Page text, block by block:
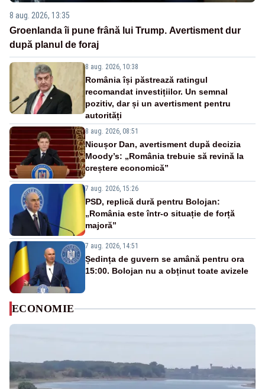
8 aug. 2026, 13:35
Groenlanda îi pune frână lui Trump. Avertisment dur
după planul de foraj
8 aug. 2026, 10:38
România își păstrează ratingul
recomandat investițiilor. Un semnal
pozitiv, dar și un avertisment pentru
autorități
8 aug. 2026, 08:51
Nicușor Dan, avertisment după decizia
Moody’s: „România trebuie să revină la
creștere economică”
7 aug. 2026, 15:26
PSD, replică dură pentru Bolojan:
„România este într-o situație de forță
majoră”
7 aug. 2026, 14:51
Ședința de guvern se amână pentru ora
15:00. Bolojan nu a obținut toate avizele
ECONOMIE